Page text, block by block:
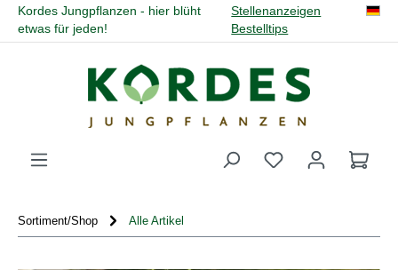
springen
Kordes Jungpflanzen - hier blüht
etwas für jeden!
Stellenanzeigen
Bestelltips
Du hast 0
Sortiment/Shop Alle Artikel